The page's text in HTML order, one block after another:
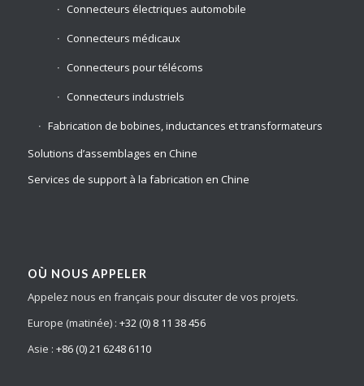
Connecteurs électriques automobile
Connecteurs médicaux
Connecteurs pour télécoms
Connecteurs industriels
Fabrication de bobines, inductances et transformateurs
Solutions d’assemblages en Chine
Services de support à la fabrication en Chine
OÙ NOUS APPELER
Appelez nous en français pour discuter de vos projets.
Europe (matinée) : +32 (0) 8 11 38 456
Asie : +86 (0) 21 6248 6110